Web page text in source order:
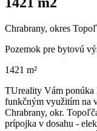
Chrabrany, okres
Pozemok pre bytovú
1421 m²
TUreality Vám ponúka
funkčným využitím na
Chrabrany, okr.
prípojka v dosahu -